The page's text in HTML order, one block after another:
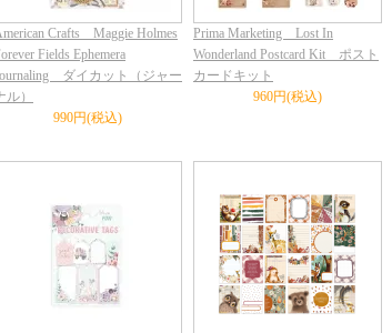
Crafts Maggie Holmes
Fields Ephemera
ダイカット（ジャー
ル）
990円(税込)
Prima Marketing Lost In
Wonderland Postcard Kit ポスト
カードキット
960円(税込)